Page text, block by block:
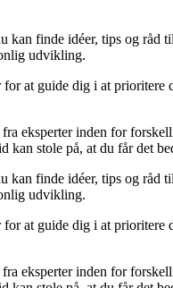
finde idéer, tips og råd
udvikling.
at guide dig i at
inden for
kan stole på, at du får det
finde idéer, tips og råd
udvikling.
at guide dig i at
inden for